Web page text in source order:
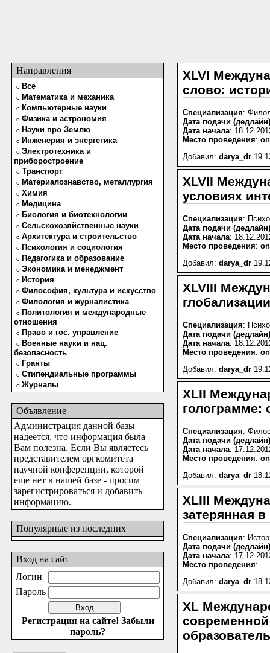
Направления
o Все
o Математика и механика
o Компьютерные науки
o Физика и астрономия
o Науки про Землю
o Инженерия и энергетика
o Электротехника и
приборостроение
o Транспорт
o Материалознавство, металлургия
o Химия
o Медицина
o Биология и биотехнологии
o Сельскохозяйственные науки
o Архитектура и строительство
o Психология и социология
o Педагогика и образование
o Экономика и менеджмент
o История
o Философия, культура и искусство
o Филология и журналистика
o Политология и международные
отношения
o Право и гос. управление
o Военные науки и нац.
безопасность
o Гранты
o Стипендиальные программы
o Журналы
Объявление
Администрация данной базы
надеется, что информация была
Вам полезна. Если Вы являетесь
представителем оргкомитета
научной конференции, которой
еще нет в нашей базе - просим
зарегистрироваться и добавить
информацию.
Популярные из последних
Вход на сайт
Логин
Пароль
Регистрация на сайте! Забыли
пароль?
XLVI
слово:
Специализация:
Дата подачи (дедлайн)
Дата начала:
Место проведения:
Добавил: darya_dr
XLVII
условиях
Специализация:
Дата подачи (дедлайн)
Дата начала:
Место проведения:
Добавил: darya_dr
XLVIII
Специализация:
Дата подачи (дедлайн)
Дата начала:
Место проведения:
Добавил: darya_dr
XLII
голограмме:
Специализация:
Дата подачи (дедлайн)
Дата начала:
Место проведения:
Добавил: darya_dr
XLIII
затерянная
Специализация:
Дата подачи (дедлайн)
Дата начала:
Место проведения:
Добавил: darya_dr
XL
современной